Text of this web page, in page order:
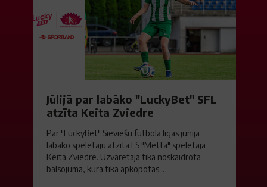
Jūlijā par labāko "LuckyBet" SFL
atzīta Keita Zviedre
Par "LuckyBet" Sieviešu futbola līgas jūnija
labāko spēlētāju atzīta FS "Metta" spēlētāja
Keita Zviedre. Uzvarētāja tika noskaidrota
balsojumā, kurā tika apkopotas...